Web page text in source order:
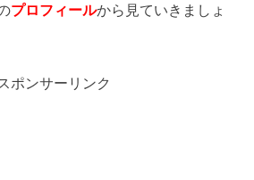
プロフィールから見ていきましょ
ポンサーリンク